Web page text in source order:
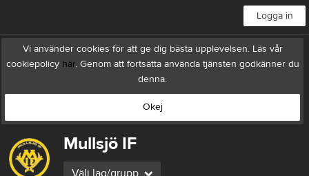
Logga in
Vi använder cookies för att ge dig bästa upplevelsen. Läs vår
cookiepolicy här. Genom att fortsätta använda tjänsten godkänner du
denna.
Okej
Mullsjö IF
Välj lag/grupp